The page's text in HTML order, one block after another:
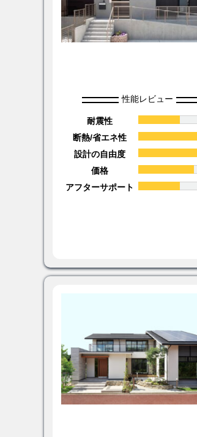
性能レビュー
耐震性
断熱/省エネ性
設計の自由度
価格
アフターサポート